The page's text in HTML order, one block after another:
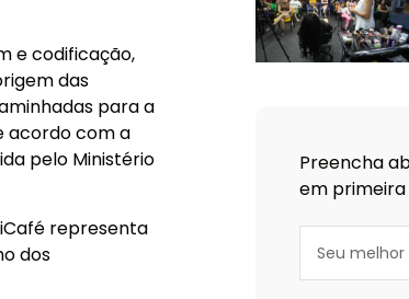
e codificação,
das
para a
acordo com a
pelo Ministério
representa
dos
Preencha
em